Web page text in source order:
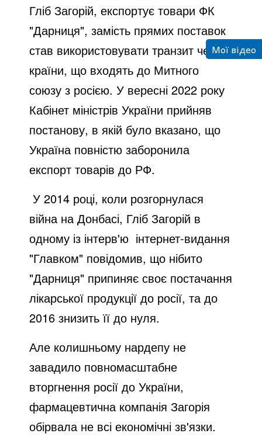
Гліб Загорій, експортує товари ФК
"Дарниця", замість прямих поставок
став використовувати транзит через
країни, що входять до Митного
союзу з росією. У вересні 2022 року
Кабінет міністрів України прийняв
постанову, в якій було вказано, що
Україна повністю заборонила
експорт товарів до РФ.
У 2014 році, коли розгорнулася
війна на Донбасі, Гліб Загорій в
одному із інтерв'ю інтернет-видання
"Главком" повідомив, що нібито
"Дарниця" припиняє своє постачання
лікарської продукції до росії, та до
2016 знизить її до нуля.
Але колишньому нардепу не
завадило повномасштабне
вторгнення росії до України,
фармацевтична компанія Загорія
обірвала не всі економічні зв'язки.
Мої відео